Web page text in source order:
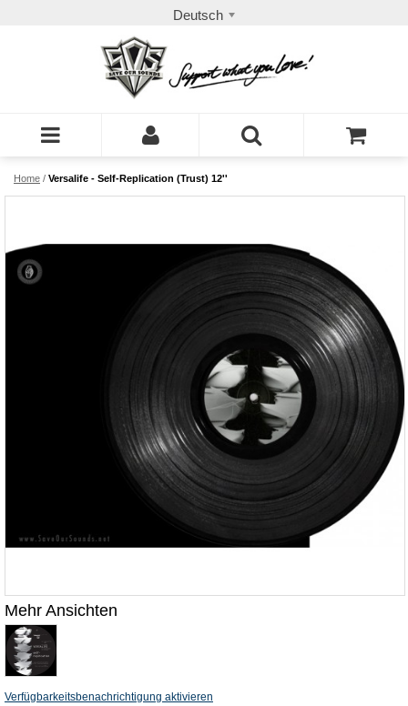
Deutsch
Home / Versalife - Self-Replication (Trust) 12''
Mehr Ansichten
Verfügbarkeitsbenachrichtigung aktivieren